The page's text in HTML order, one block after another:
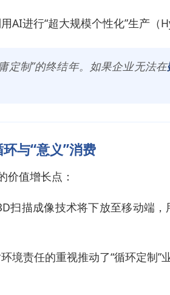
AI进行“超大规模个性化”生产
定制”的终结年。如果企业无法在
与“意义”消费
价值增长点：
扫描成像技术将下放至移动端
境责任的重视推动了“循环定制